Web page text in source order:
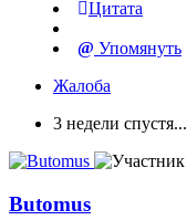
Цитата
Упомянуть
Жалоба
3 недели спустя...
Butomus